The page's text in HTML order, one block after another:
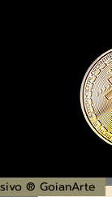
® GoianArte